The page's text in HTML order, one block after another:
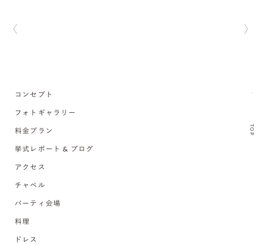
TOP
コンセプト
フォトギャラリー
料金プラン
挙式レポート & ブログ
アクセス
チャペル
パーティ会場
料理
ドレス